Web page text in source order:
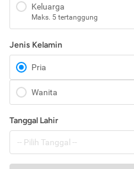
Keluarga
Maks. 5 tertanggung
Jenis Kelamin
Pria
Wanita
Tanggal Lahir